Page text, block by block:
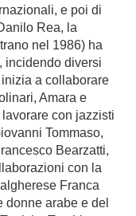
e poi di
Rea, la
nel 1986) ha
incidendo diversi
a collaborare
Amara e
con jazzisti
Tommaso,
Bearzatti,
con la
Franca
donne arabe e del